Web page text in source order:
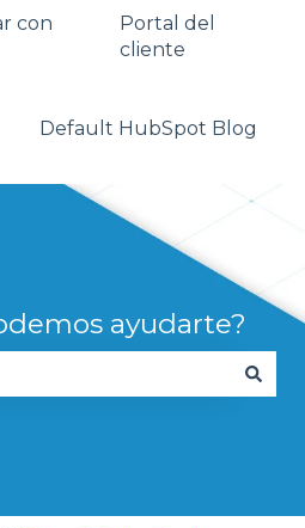
de Mostrar submenú de
con
Portal del
cliente
Default HubSpot Blog
ayudarte?